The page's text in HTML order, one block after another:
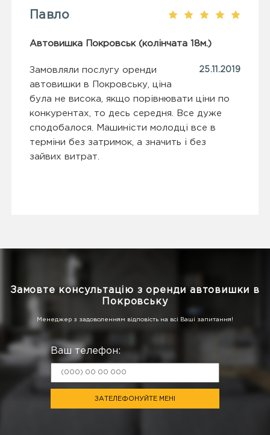
Павло
Автовишка Покровськ (колінчата 18м.)
25.11.2019
Замовляли послугу оренди
автовишки в Покровську, ціна
була не висока, якщо порівнювати ціни по
конкурентах, то десь середня. Все дуже
сподобалося. Машиністи молодці все в
терміни без затримок, а значить і без
зайвих витрат.
Замовте консультацію з оренди автовишки в
Покровську
Менеджер з задоволенням відповість на всі Ваші запитання!
Ваш телефон:
ЗАТЕЛЕФОНУЙТЕ МЕНІ